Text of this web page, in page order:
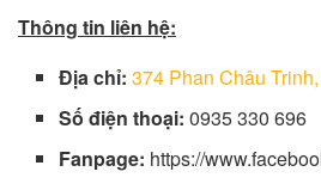
Thông tin liên hệ:
Địa chỉ:374 Phan Châu
Số điện thoại:0935 330 696
Fanpage: https://